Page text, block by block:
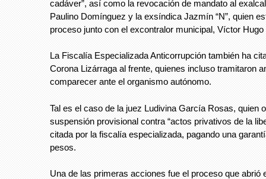
cadáver”, así como la revocación de mandato al
Paulino Domínguez y la exsíndica Jazmín “N”, quien
proceso junto con el excontralor municipal, Víctor Hugo
La Fiscalía Especializada Anticorrupción también ha
Corona Lizárraga al frente, quienes incluso tramitaron
comparecer ante el organismo autónomo.
Tal es el caso de la juez Ludivina García Rosas, quien
suspensión provisional contra “actos privativos de la
citada por la fiscalía especializada, pagando una
pesos.
Una de las primeras acciones fue el proceso que abrió